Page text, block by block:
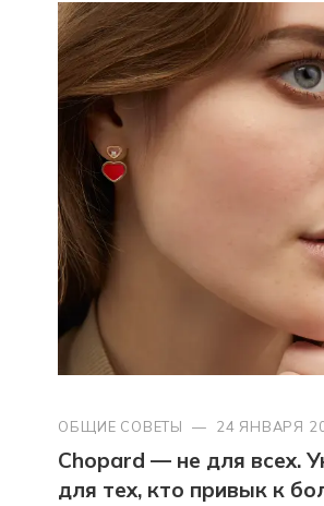
ОБЩИЕ СОВЕТЫ — 24 ЯНВАРЯ
Chopard — не для всех.
для тех, кто привык к